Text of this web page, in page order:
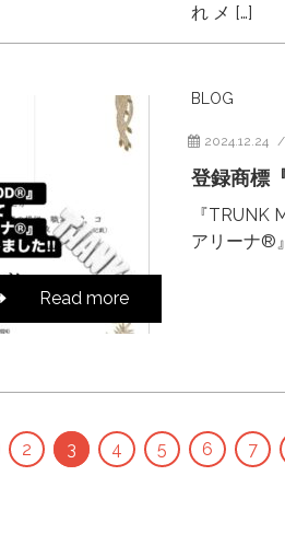
れ メ […]
Read more
BLOG
2024.12.24
登録商標
『TRUNK
アリーナ®
2 3 4 5 6 7